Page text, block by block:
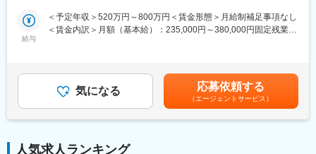
■業務詳細：
農林業用機械（消毒機・洗浄機・芝刈り機・チェンソーなど）を
接、製品説明などを行ったり、農地での製品実演、その他、メン
テナンス作業を行う等、ただの営業活動で終わるのではなく、技
企業です。
給与
＜予定年収＞520万円～800万円＜賃金形態＞月給制補足事項なし
＜賃金内訳＞月額（基本給）：235,000円～380,000円固定残業手
＞■昇給：年1回 ■賞与実績：2～3回（過去：4～5ヶ月／年）賃金
はあくまでも目安の金額であり、選考を通じて上下する可能性が
あります。月給(月額)は固定手当を含めた表記です。
気になる 応募依頼する
（エージェントサービス）
人気求人ランキング